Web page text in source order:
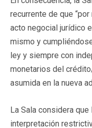
recurrente de que
acto negocial jurídico
mismo y
ley y siempre con
monetarios del
asumida en la nueva
La Sala considera
interpretación